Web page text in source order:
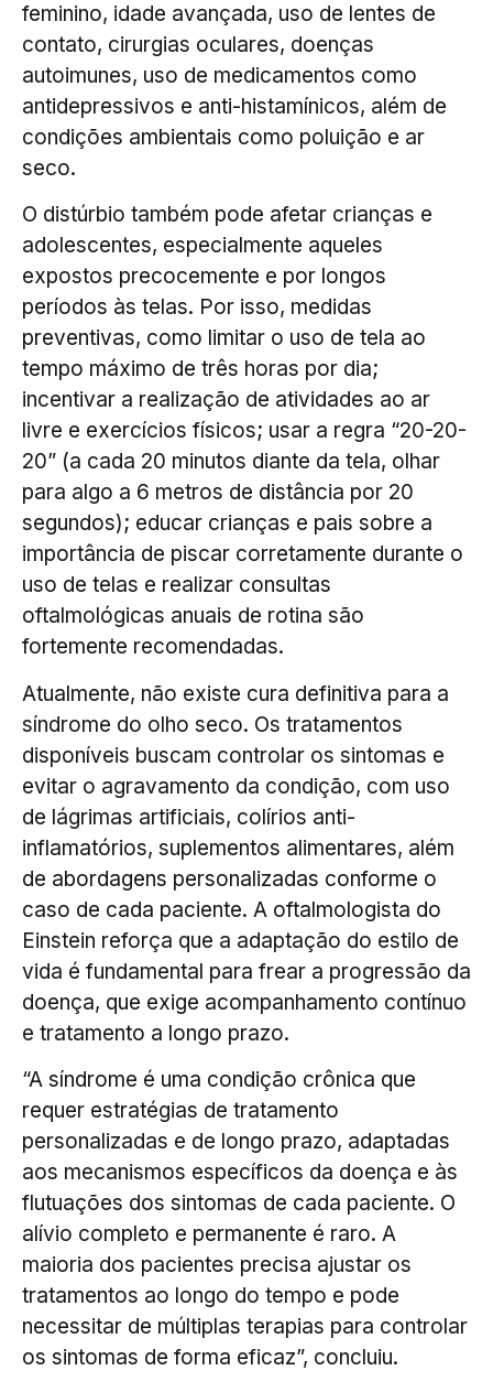
feminino, idade avançada, uso de lentes de
contato, cirurgias oculares, doenças
autoimunes, uso de medicamentos como
antidepressivos e anti-histamínicos, além de
condições ambientais como poluição e ar
seco.
O distúrbio também pode afetar crianças e
adolescentes, especialmente aqueles
expostos precocemente e por longos
períodos às telas. Por isso, medidas
preventivas, como limitar o uso de tela ao
tempo máximo de três horas por dia;
incentivar a realização de atividades ao ar
livre e exercícios físicos; usar a regra “20-20-
20” (a cada 20 minutos diante da tela, olhar
para algo a 6 metros de distância por 20
segundos); educar crianças e pais sobre a
importância de piscar corretamente durante o
uso de telas e realizar consultas
oftalmológicas anuais de rotina são
fortemente recomendadas.
Atualmente, não existe cura definitiva para a
síndrome do olho seco. Os tratamentos
disponíveis buscam controlar os sintomas e
evitar o agravamento da condição, com uso
de lágrimas artificiais, colírios anti-
inflamatórios, suplementos alimentares, além
de abordagens personalizadas conforme o
caso de cada paciente. A oftalmologista do
Einstein reforça que a adaptação do estilo de
vida é fundamental para frear a progressão da
doença, que exige acompanhamento contínuo
e tratamento a longo prazo.
“A síndrome é uma condição crônica que
requer estratégias de tratamento
personalizadas e de longo prazo, adaptadas
aos mecanismos específicos da doença e às
flutuações dos sintomas de cada paciente. O
alívio completo e permanente é raro. A
maioria dos pacientes precisa ajustar os
tratamentos ao longo do tempo e pode
necessitar de múltiplas terapias para controlar
os sintomas de forma eficaz”, concluiu.